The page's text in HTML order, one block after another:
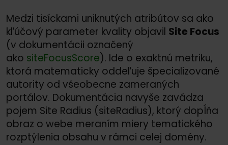
Medzi tisíckami uniknutých atribútov sa ako
kľúčový parameter kvality objavil Site Focus
(v dokumentácii označený
ako siteFocusScore). Ide o exaktnú metriku,
ktorá matematicky oddeľuje špecializované
autority od všeobecne zameraných
portálov. Dokumentácia navyše zavádza
pojem Site Radius (siteRadius), ktorý dopĺňa
obraz o webe meraním miery tematického
rozptýlenia obsahu v rámci celej domény.